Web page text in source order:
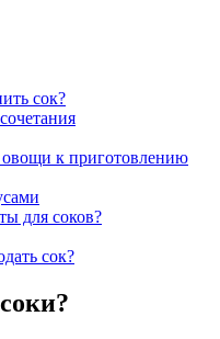
сок?
к приготовлению
для соков?
сок?